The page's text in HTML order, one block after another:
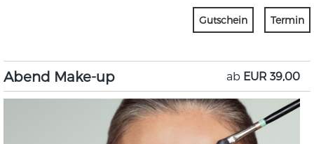
Gutschein Termin
Abend Make-up ab EUR 39,00